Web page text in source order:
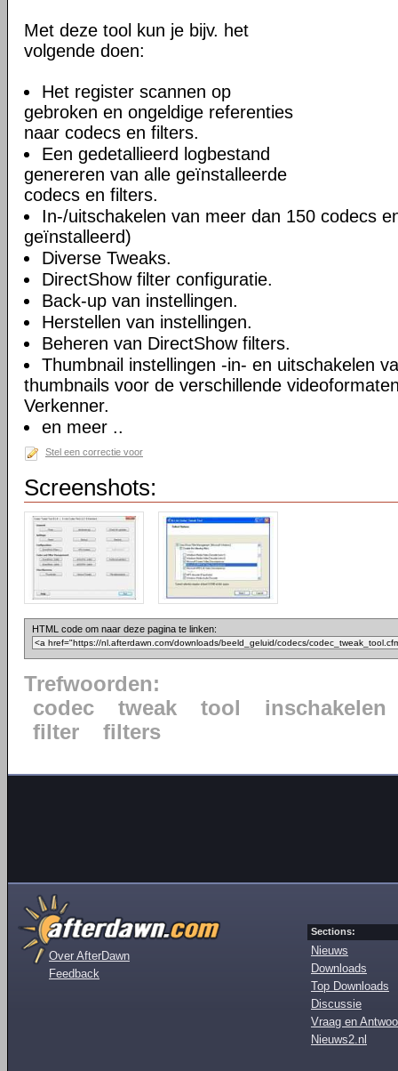
Met deze tool kun je bijv. het
volgende doen:
Het register scannen op
gebroken en ongeldige referenties
naar codecs en filters.
Een gedetallieerd logbestand
genereren van alle geïnstalleerde
codecs en filters.
In-/uitschakelen van meer dan 150 codecs
geïnstalleerd)
Diverse Tweaks.
DirectShow filter configuratie.
Back-up van instellingen.
Herstellen van instellingen.
Beheren van DirectShow filters.
Thumbnail instellingen -in- en uitschakelen
thumbnails voor de verschillende
Verkenner.
en meer ..
Stel een correctie voor
Screenshots:
HTML code om naar deze pagina te linken:
Trefwoorden:
codec
tweak tool
inschakelen
filter
filters
Over AfterDawn
Feedback
Sections:
Nieuws
Downloads
Top Downloads
Discussie
Vraag en
Nieuws2.nl